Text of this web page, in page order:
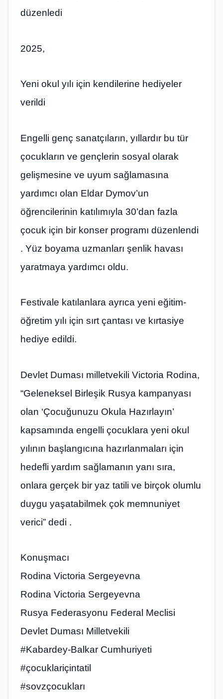
düzenledi
2025,
Yeni okul yılı için kendilerine hediyeler
verildi
Engelli genç sanatçıların, yıllardır bu tür
çocukların ve gençlerin sosyal olarak
gelişmesine ve uyum sağlamasına
yardımcı olan Eldar Dymov’un
öğrencilerinin katılımıyla 30’dan fazla
çocuk için bir konser programı düzenlendi
. Yüz boyama uzmanları şenlik havası
yaratmaya yardımcı oldu.
Festivale katılanlara ayrıca yeni eğitim-
öğretim yılı için sırt çantası ve kırtasiye
hediye edildi.
Devlet Duması milletvekili Victoria Rodina,
“Geleneksel Birleşik Rusya kampanyası
olan ‘Çocuğunuzu Okula Hazırlayın’
kapsamında engelli çocuklara yeni okul
yılının başlangıcına hazırlanmaları için
hedefli yardım sağlamanın yanı sıra,
onlara gerçek bir yaz tatili ve birçok olumlu
duygu yaşatabilmek çok memnuniyet
verici” dedi .
Konuşmacı
Rodina Victoria Sergeyevna
Rodina Victoria Sergeyevna
Rusya Federasyonu Federal Meclisi
Devlet Duması Milletvekili
#Kabardey-Balkar Cumhuriyeti
#çocuklariçintatil
#sovzçocukları